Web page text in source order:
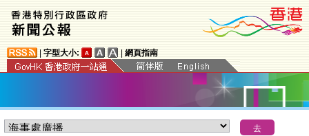
字型大小: 網頁指南